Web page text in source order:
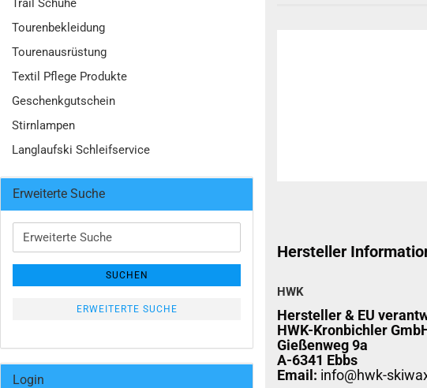
Hersteller
HWK
Hersteller & EU
HWK-Kronbichler
Gießenweg 9a
A-6341 Ebbs
Email: info@hwk-
Trail Schuhe
Tourenbekleidung
Tourenausrüstung
Textil Pflege Produkte
Geschenkgutschein
Stirnlampen
Langlaufski Schleifservice
Erweiterte Suche
Erweiterte
Suche
SUCHEN
ERWEITERTE SUCHE
Login